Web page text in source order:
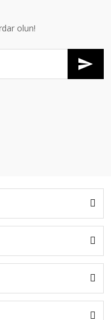
olun!